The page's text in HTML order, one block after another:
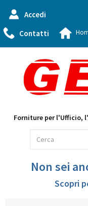
Accedi
Contatti
Forniture per l'Ufficio,
Non sei
Scopri